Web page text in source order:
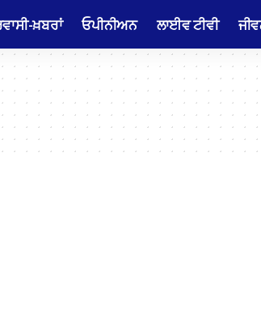
ਖ਼ਬਰਾਂ ਓਪੀਨੀਅਨ ਲਾਈਵ ਟੀਵੀ